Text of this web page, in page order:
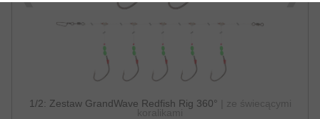
1/2: Zestaw GrandWave Redfish Rig 360°
| ze świecącymi
koralikami